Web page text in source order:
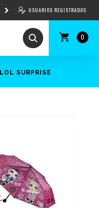
0
USUARIOS REGISTRADOS
LOL SURPRISE